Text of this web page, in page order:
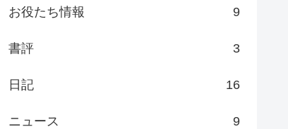
お役たち情報 9
書評 3
日記 16
ニュース 9